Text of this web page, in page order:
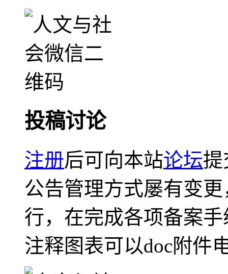
投稿讨论
注册后可向本站论坛提
公告管理方式屡有变
行，在完成各项备案
注释图表可以doc附件